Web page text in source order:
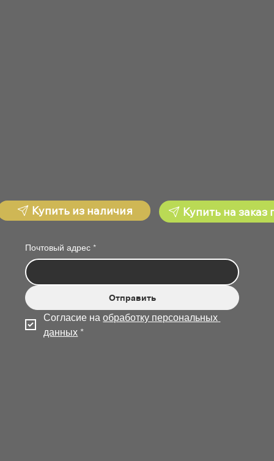
Почтовый адрес *
Отправить
Согласие на обработку персональных
данных *
Купить из наличия Купить на